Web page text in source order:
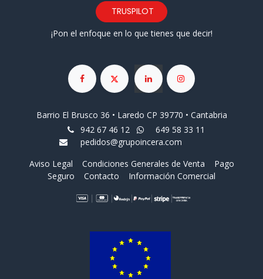
TRUSPILOT
¡Pon el enfoque en lo que tienes que decir!
Barrio El Brusco 36 • Laredo CP 39770 • Cantabria
942 67 46 12
649 58 33 11
pedidos@grupoincera.com
Aviso Legal
Condiciones Generales de Venta
Pago
Seguro
Contacto Información Comercial